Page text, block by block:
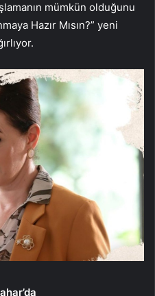
mümkün olduğunu
Hazır Mısın?” yeni